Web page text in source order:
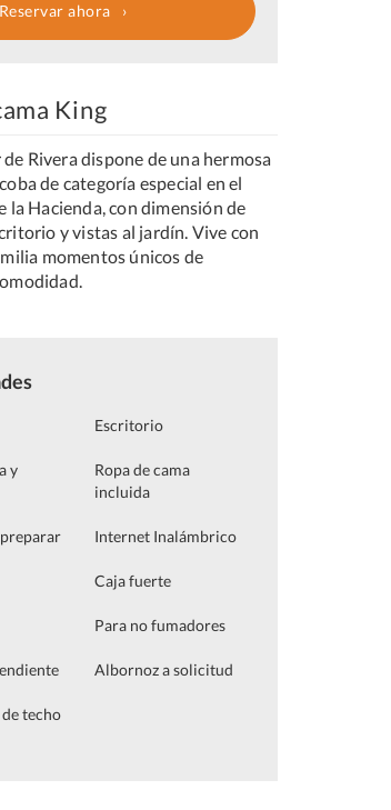
Reservar ahora
King
Rivera dispone de una hermosa
de categoría especial en el
la Hacienda, con dimensión de
y vistas al jardín. Vive con
momentos únicos de
Escritorio
y
Ropa de cama
incluida
Internet Inalámbrico
Caja fuerte
Para no fumadores
Albornoz a solicitud
techo